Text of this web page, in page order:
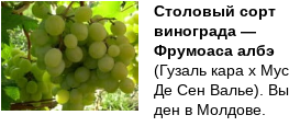
Столовый сорт
винограда —
Фрумоаса албэ
(Гузаль кара х
Де Сен Валье).
ден в Молдове.